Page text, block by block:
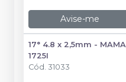
Avise-me
17° 4.8 x 2,5mm - MAMA
1725I
Cód. 31033